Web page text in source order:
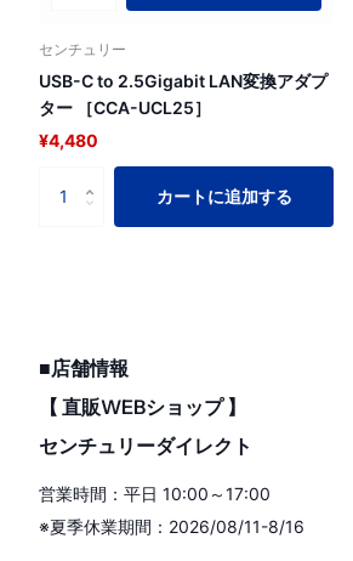
センチュリー
USB-C to 2.5Gigabit LAN変換アダプ
ター ［CCA-UCL25］
¥4,480
カートに追加する
■店舗情報
【 直販WEBショップ 】
センチュリーダイレクト
営業時間：平日 10:00～17:00
※夏季休業期間：2026/08/11-8/16